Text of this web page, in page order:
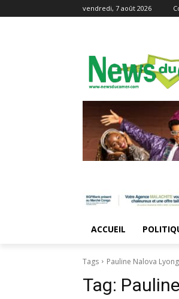
vendredi, 7 août 2026
ACCUEIL
Tags Pauline Nalova
Tag: